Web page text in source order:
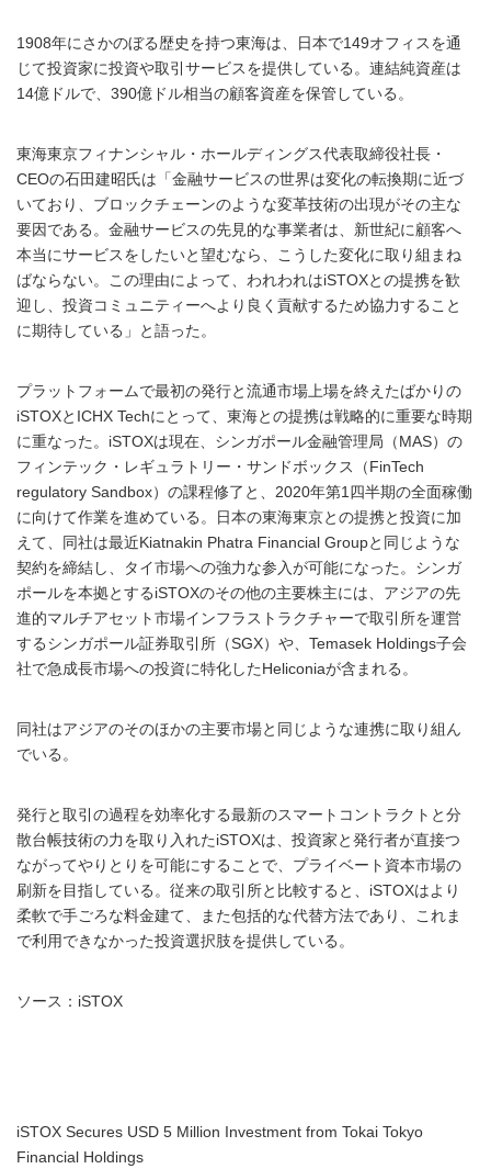
1908年にさかのぼる歴史を持つ東海は、日本で149オフィスを通
じて投資家に投資や取引サービスを提供している。連結純資産は
14億ドルで、390億ドル相当の顧客資産を保管している。
東海東京フィナンシャル・ホールディングス代表取締役社長・
CEOの石田建昭氏は「金融サービスの世界は変化の転換期に近づ
いており、ブロックチェーンのような変革技術の出現がその主な
要因である。金融サービスの先見的な事業者は、新世紀に顧客へ
本当にサービスをしたいと望むなら、こうした変化に取り組まね
ばならない。この理由によって、われわれはiSTOXとの提携を歓
迎し、投資コミュニティーへより良く貢献するため協力すること
に期待している」と語った。
プラットフォームで最初の発行と流通市場上場を終えたばかりの
iSTOXとICHX Techにとって、東海との提携は戦略的に重要な時期
に重なった。iSTOXは現在、シンガポール金融管理局（MAS）の
フィンテック・レギュラトリー・サンドボックス（FinTech
regulatory Sandbox）の課程修了と、2020年第1四半期の全面稼働
に向けて作業を進めている。日本の東海東京との提携と投資に加
えて、同社は最近Kiatnakin Phatra Financial Groupと同じような
契約を締結し、タイ市場への強力な参入が可能になった。シンガ
ポールを本拠とするiSTOXのその他の主要株主には、アジアの先
進的マルチアセット市場インフラストラクチャーで取引所を運営
するシンガポール証券取引所（SGX）や、Temasek Holdings子会
社で急成長市場への投資に特化したHeliconiaが含まれる。
同社はアジアのそのほかの主要市場と同じような連携に取り組ん
でいる。
発行と取引の過程を効率化する最新のスマートコントラクトと分
散台帳技術の力を取り入れたiSTOXは、投資家と発行者が直接つ
ながってやりとりを可能にすることで、プライベート資本市場の
刷新を目指している。従来の取引所と比較すると、iSTOXはより
柔軟で手ごろな料金建て、また包括的な代替方法であり、これま
で利用できなかった投資選択肢を提供している。
ソース：iSTOX
iSTOX Secures USD 5 Million Investment from Tokai Tokyo
Financial Holdings